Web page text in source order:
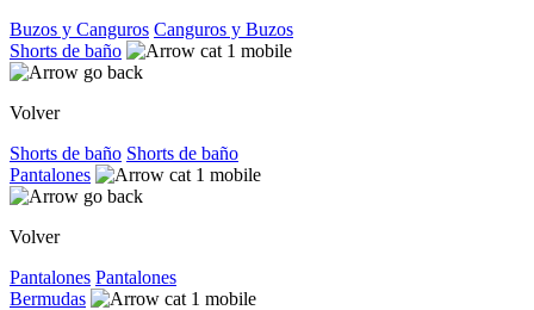
Buzos y Canguros Canguros y Buzos
Shorts de baño
Volver
Shorts de baño Shorts de baño
Pantalones
Volver
Pantalones Pantalones
Bermudas